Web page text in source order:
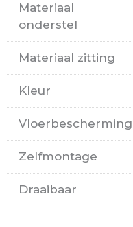
Materiaal
onderstel
Materiaal zitting
Kleur
Vloerbescherming
Zelfmontage
Draaibaar